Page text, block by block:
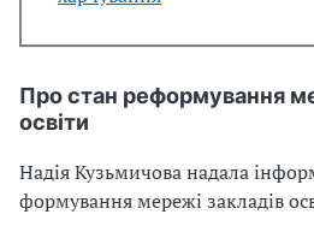
Про стан реформування
освіти
Надія Кузьмичова надала
формування мережі закладів